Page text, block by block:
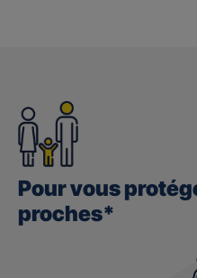
Pour vous
proches*